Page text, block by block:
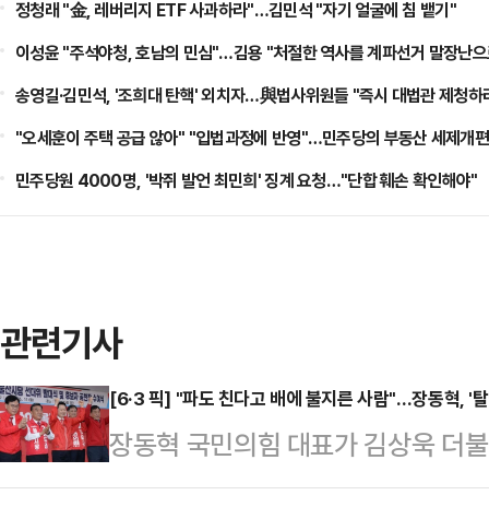
정청래 "金, 레버리지 ETF 사과하라"…김민석 "자기 얼굴에 침 뱉기"
이성윤 "주석야청, 호남의 민심"…김용 "처절한 역사를 계파선거 말장난
송영길·김민석, '조희대 탄핵' 외치자…與법사위원들 "즉시 대법관 제청하
"오세훈이 주택 공급 않아" "입법과정에 반영"…민주당의 부동산 세제개
민주당원 4000명, '박쥐 발언 최민희' 징계 요청…"단합 훼손 확인해야"
관련기사
[6·3 픽] "파도 친다고 배에 불지른 사람"…장동혁, '
장동혁 국민의힘 대표가 김상욱 더
람 불고 파도가 세게 친다고 함께